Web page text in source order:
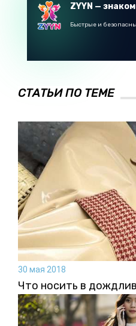
СТАТЬИ ПО ТЕМЕ
30 мая 2018
Что носить в